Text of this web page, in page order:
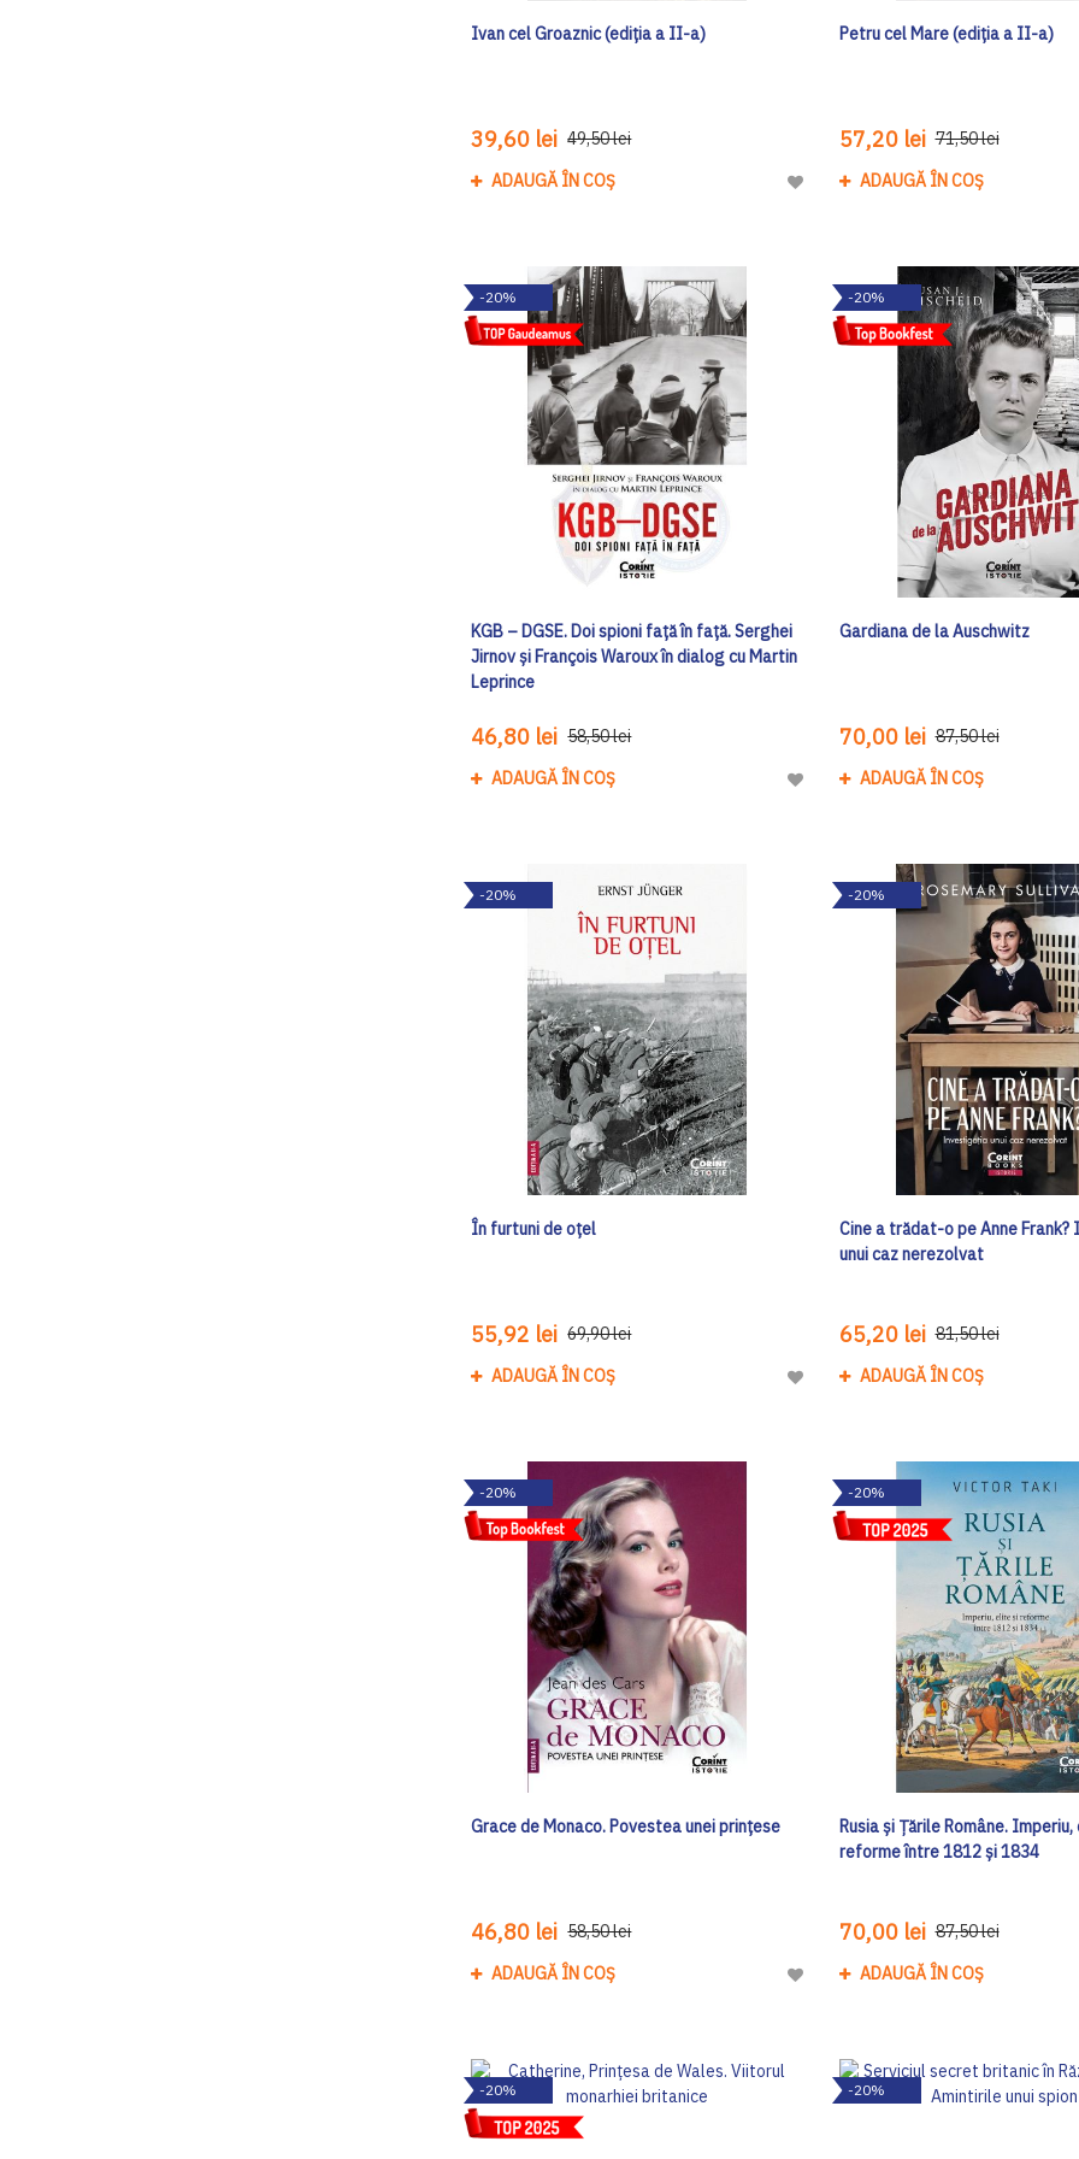
Ivan cel Groaznic (ediția a II-a)
39,60 lei 49,50 lei
ADAUGĂ ÎN COȘ
Adaugă
Dorinte
Petru cel Mare (ediția a II-a)
57,20 lei 71,50 lei
ADAUGĂ ÎN COȘ
-20%
KGB – DGSE. Doi spioni față în față. Serghei
Jirnov și François Waroux în dialog cu Martin
Leprince
46,80 lei 58,50 lei
ADAUGĂ ÎN COȘ
Adaugă
Dorinte
-20%
Gardiana de la Auschwitz
70,00 lei 87,50 lei
ADAUGĂ ÎN COȘ
-20%
În furtuni de oțel
55,92 lei 69,90 lei
ADAUGĂ ÎN COȘ
Adaugă
Dorinte
-20%
Cine a trădat-o pe Anne
unui caz nerezolvat
65,20 lei 81,50 lei
ADAUGĂ ÎN COȘ
-20%
Grace de Monaco. Povestea unei prințese
46,80 lei 58,50 lei
ADAUGĂ ÎN COȘ
Adaugă
Dorinte
-20%
Rusia și Țările Române.
reforme între 1812 și 1834
70,00 lei 87,50 lei
ADAUGĂ ÎN COȘ
-20% -20%